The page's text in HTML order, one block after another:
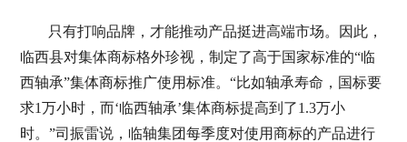
只有打响品牌，才能推动产品挺进高端市场。因此，
临西县对集体商标格外珍视，制定了高于国家标准的“临
西轴承”集体商标推广使用标准。“比如轴承寿命，国标要
求1万小时，而‘临西轴承’集体商标提高到了1.3万小
时。”司振雷说，临轴集团每季度对使用商标的产品进行